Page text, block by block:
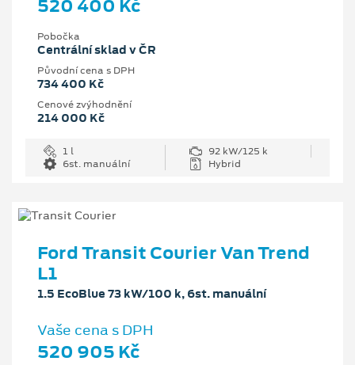
520 400 Kč
Pobočka
Centrální sklad v ČR
Původní cena s DPH
734 400 Kč
Cenové zvýhodnění
214 000 Kč
1 l
92 kW/125 k
6st. manuální
Hybrid
Ford Transit Courier Van Trend
L1
1.5 EcoBlue 73 kW/100 k, 6st. manuální
Vaše cena s DPH
520 905 Kč